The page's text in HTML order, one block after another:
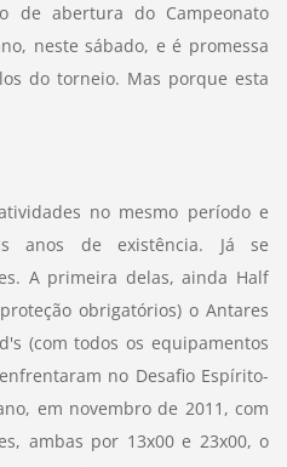
de abertura do Campeonato
neste sábado, e é promessa
do torneio. Mas porque esta
no mesmo período e
anos de existência. Já se
A primeira delas, ainda Half
obrigatórios) o Antares
(com todos os equipamentos
no Desafio Espírito-
em novembro de 2011, com
ambas por 13x00 e 23x00, o